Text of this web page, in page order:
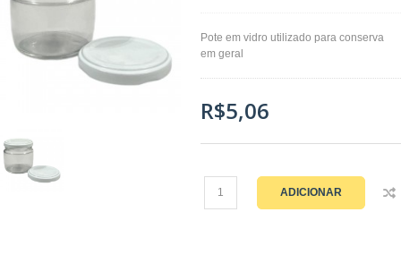
Pote em vidro utilizado para conserva
em geral
R$5,06
ADICIONAR